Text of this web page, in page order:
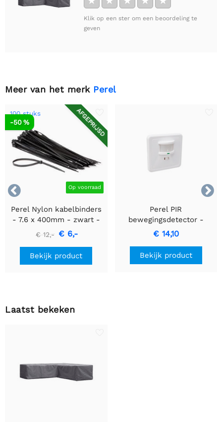
Klik op een ster om een beoordeling te
geven
Meer van het merk Perel


AFGEPRIJSD
100 stuks
Op voorraad
-50 %
Perel Nylon kabelbinders
- 7.6 x 400mm - zwart -
100 stuks
€ 12,- € 6,-
Bekijk product
Perel PIR
bewegingsdetector -
Inbouw met
bewegingsdetectie &
inbouwontwerp
€ 14,10
Bekijk product
Laatst bekeken